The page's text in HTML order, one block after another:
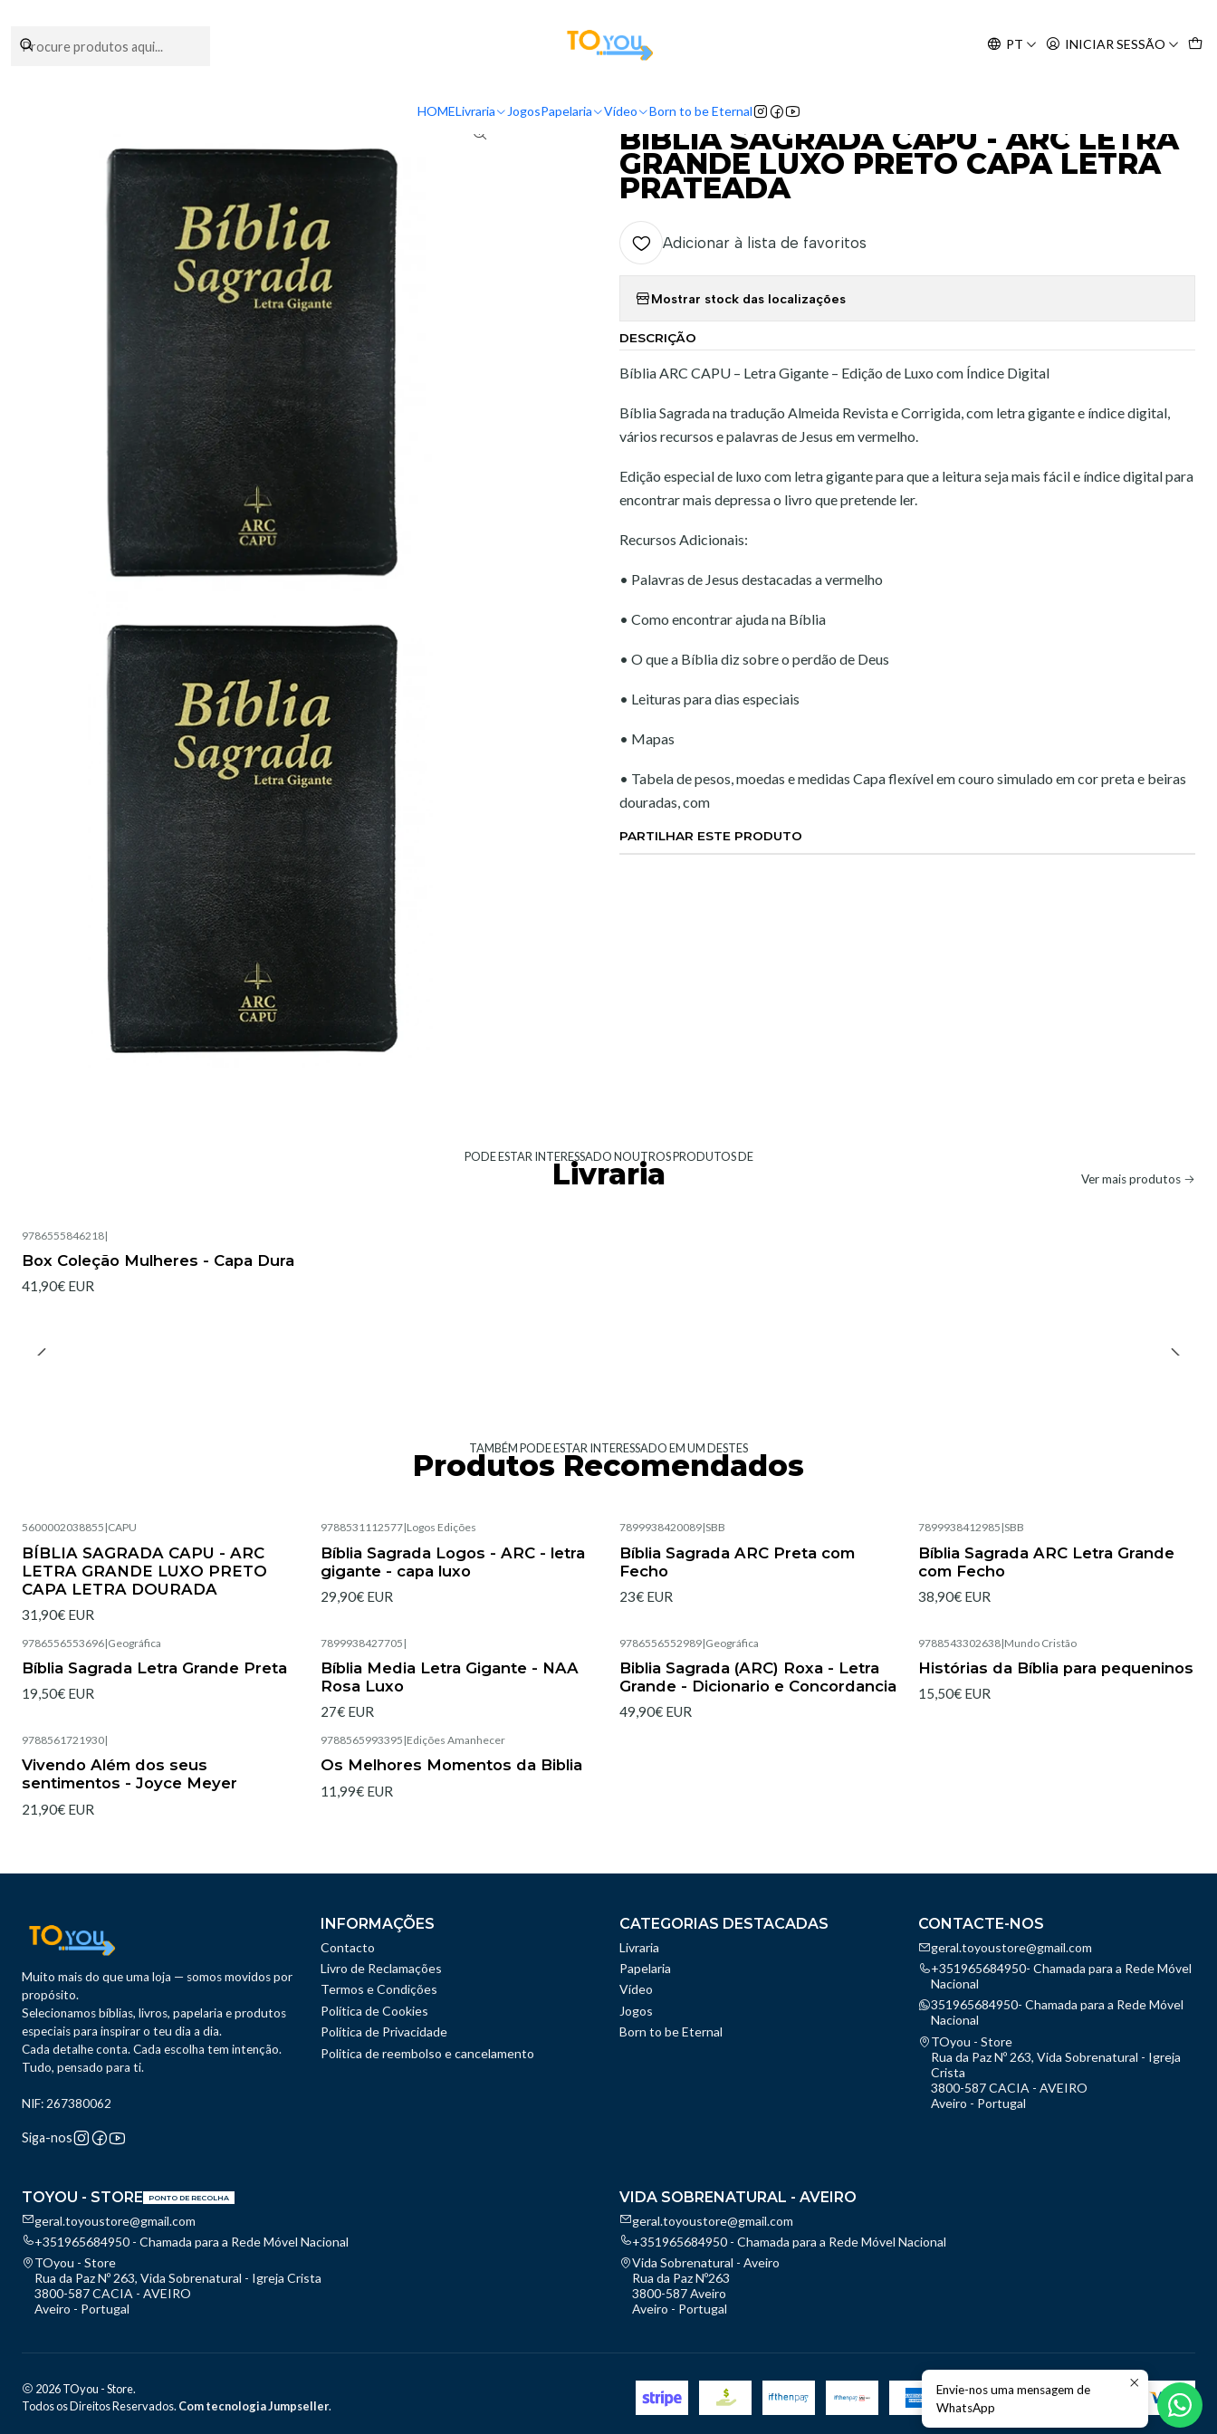
PT INICIAR SESSÃO
HOMELivraria JogosPapelaria Vídeo Born to be Eternal
BÍBLIA SAGRADA CAPU - ARC LETRA GRANDE LUXO PRETO CAPA LETRA PRATEADA
|
BÍBLIA SAGRADA CAPU - ARC LETRA
GRANDE LUXO PRETO CAPA LETRA
PRATEADA
Adicionar à lista de favoritos
Mostrar stock das localizações
DESCRIÇÃO
Bíblia ARC CAPU – Letra Gigante – Edição de Luxo com Índice Digital
Bíblia Sagrada na tradução Almeida Revista e Corrigida, com letra gigante e índice digital,
vários recursos e palavras de Jesus em vermelho.
Edição especial de luxo com letra gigante para que a leitura seja mais fácil e índice digital para
encontrar mais depressa o livro que pretende ler.
Recursos Adicionais:
• Palavras de Jesus destacadas a vermelho
• Como encontrar ajuda na Bíblia
• O que a Bíblia diz sobre o perdão de Deus
• Leituras para dias especiais
• Mapas
• Tabela de pesos, moedas e medidas Capa flexível em couro simulado em cor preta e beiras
douradas, com
PARTILHAR ESTE PRODUTO
PODE ESTAR INTERESSADO NOUTROS PRODUTOS DE
Livraria Ver mais produtos
9786555846218|
Box Coleção Mulheres - Capa Dura
41,90€ EUR
TAMBÉM PODE ESTAR INTERESSADO EM UM DESTES
Produtos Recomendados
5600002038855 |CAPU
BÍBLIA SAGRADA CAPU - ARC
LETRA GRANDE LUXO PRETO
CAPA LETRA DOURADA
31,90€ EUR
9788531112577|Logos Edições
Bíblia Sagrada Logos - ARC - letra
gigante - capa luxo
29,90€ EUR
7899938420089|SBB
Bíblia Sagrada ARC Preta com
Fecho
23€ EUR
7899938412985 |SBB
Bíblia Sagrada ARC Letra Grande
com Fecho
38,90€ EUR
9786556553696|Geográfica
Bíblia Sagrada Letra Grande Preta
19,50€ EUR
7899938427705 |
Bíblia Media Letra Gigante - NAA
Rosa Luxo
27€ EUR
9786556552989|Geográfica
Biblia Sagrada (ARC) Roxa - Letra
Grande - Dicionario e Concordancia
49,90€ EUR
9788543302638|Mundo Cristão
Histórias da Bíblia para pequeninos
15,50€ EUR
9788561721930|
Vivendo Além dos seus
sentimentos - Joyce Meyer
21,90€ EUR
9788565993395 |Edições Amanhecer
Os Melhores Momentos da Biblia
11,99€ EUR
Muito mais do que uma loja — somos movidos por
propósito.
Selecionamos bíblias, livros, papelaria e produtos
especiais para inspirar o teu dia a dia.
Cada detalhe conta. Cada escolha tem intenção.
Tudo, pensado para ti.
NIF: 267380062
Siga-nos
INFORMAÇÕES
Contacto
Livro de Reclamações
Termos e Condições
Política de Cookies
Política de Privacidade
Politica de reembolso e cancelamento
CATEGORIAS DESTACADAS
Livraria
Papelaria
Vídeo
Jogos
Born to be Eternal
CONTACTE-NOS
geral.toyoustore@gmail.com
+351965684950- Chamada para a Rede Móvel
Nacional
351965684950- Chamada para a Rede Móvel
Nacional
TOyou - Store
Rua da Paz Nº 263, Vida Sobrenatural - Igreja
Crista
3800-587 CACIA - AVEIRO
Aveiro - Portugal
TOYOU - STORE PONTO DE RECOLHA
geral.toyoustore@gmail.com
+351965684950 - Chamada para a Rede Móvel Nacional
TOyou - Store
Rua da Paz Nº 263, Vida Sobrenatural - Igreja Crista
3800-587 CACIA - AVEIRO
Aveiro - Portugal
VIDA SOBRENATURAL - AVEIRO
geral.toyoustore@gmail.com
+351965684950 - Chamada para a Rede Móvel Nacional
Vida Sobrenatural - Aveiro
Rua da Paz Nº263
3800-587 Aveiro
Aveiro - Portugal
2026 TOyou - Store.
Todos os Direitos Reservados. Com tecnologia Jumpseller.
Envie-nos uma mensagem de
WhatsApp